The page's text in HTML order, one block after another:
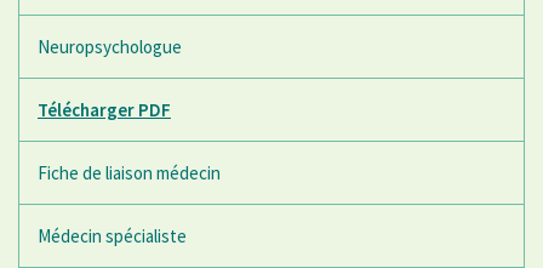
Neuropsychologue
Télécharger PDF
Fiche de liaison médecin
Médecin spécialiste